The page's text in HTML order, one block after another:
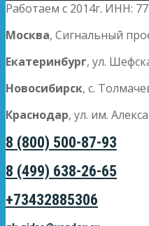
Работаем с 2014г. ИНН:
Москва, Сигнальный
Екатеринбург, ул.
Новосибирск, с.
Краснодар, ул. им.
8 (800) 500-87-93
8 (499) 638-26-65
+73432885306